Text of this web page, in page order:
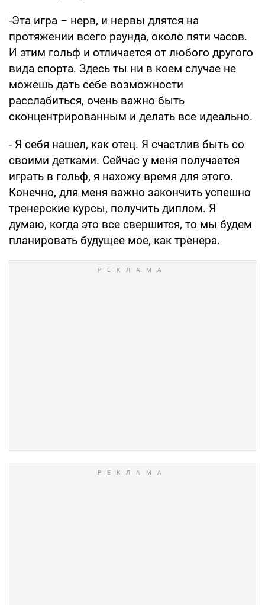
-Эта игра – нерв, и нервы длятся на
протяжении всего раунда, около пяти часов.
И этим гольф и отличается от любого другого
вида спорта. Здесь ты ни в коем случае не
можешь дать себе возможности
расслабиться, очень важно быть
сконцентрированным и делать все идеально.
- Я себя нашел, как отец. Я счастлив быть со
своими детками. Сейчас у меня получается
играть в гольф, я нахожу время для этого.
Конечно, для меня важно закончить успешно
тренерские курсы, получить диплом. Я
думаю, когда это все свершится, то мы будем
планировать будущее мое, как тренера.